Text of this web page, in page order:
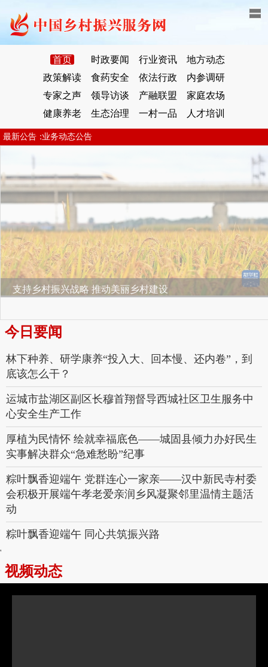
首页 时政要闻 行业资讯
地方动态
政策解读
食药安全 依法行政
内参调研
专家之声
领导访谈 产融联盟
家庭农场
健康养老
生态治理 一村一品 人才培训
最新公告：业务动态公告
业务动态公告
支持乡村振兴战略 推动美丽乡村建设
今日要闻
林下种养、研学康养“投入大、回本慢、还内卷”，到
底该怎么干？
运城市盐湖区副区长穆首翔督导西城社区卫生服务中
心安全生产工作
厚植为民情怀 绘就幸福底色——城固县倾力办好民生
实事解决群众“急难愁盼”纪事
粽叶飘香迎端午 党群连心一家亲——汉中新民寺村委
会积极开展端午孝老爱亲润乡风凝聚邻里温情主题活
动
粽叶飘香迎端午 同心共筑振兴路
'
视频动态